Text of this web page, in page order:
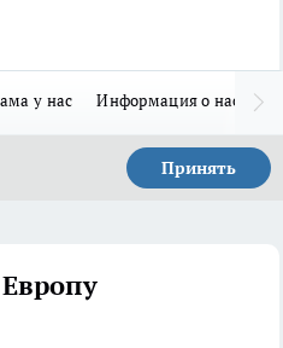
у нас Информация о нас
Принять